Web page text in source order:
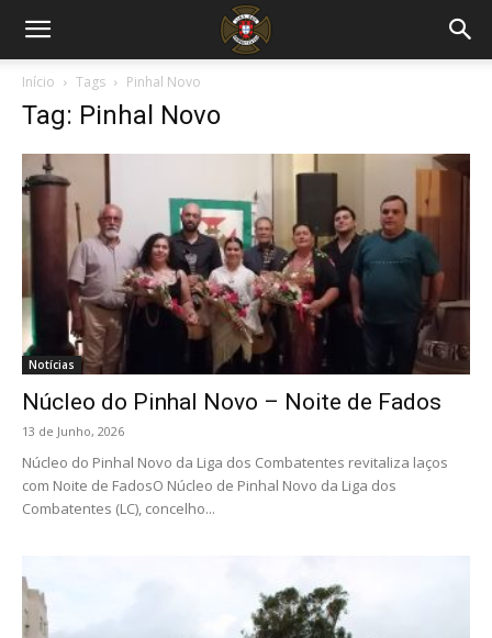
Início Tags Pinhal Novo
Tag: Pinhal Novo
Notícias
Núcleo do Pinhal Novo – Noite de Fados
13 de Junho, 2026
Núcleo do Pinhal Novo da Liga dos Combatentes revitaliza laços
com Noite de FadosO Núcleo de Pinhal Novo da Liga dos
Combatentes (LC), concelho...